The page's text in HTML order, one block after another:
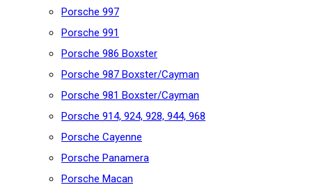
Porsche 997
Porsche 991
Porsche 986 Boxster
Porsche 987 Boxster/Cayman
Porsche 981 Boxster/Cayman
Porsche 914, 924, 928, 944, 968
Porsche Cayenne
Porsche Panamera
Porsche Macan